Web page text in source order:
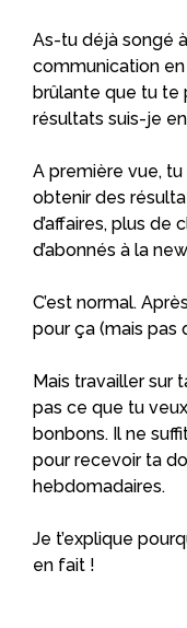
As-tu déjà songé
communication en
brûlante que tu te
résultats suis-je
A première vue,
obtenir des
d’affaires, plus de
d’abonnés à la
C’est normal.
pour ça (mais pas
Mais travailler sur
pas ce que tu
bonbons. Il ne
pour recevoir ta
hebdomadaires.
Je t’explique
en fait !